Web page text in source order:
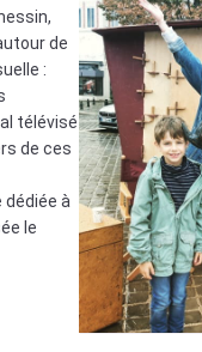
de
:
télévisé
de ces
à
le